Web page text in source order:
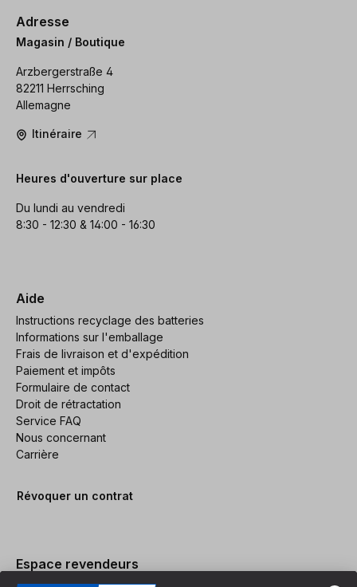
Adresse
Magasin / Boutique
Arzbergerstraße 4
82211 Herrsching
Allemagne
Itinéraire
Heures d'ouverture sur place
Du lundi au vendredi
8:30 - 12:30 & 14:00 - 16:30
Aide
Instructions recyclage des batteries
Informations sur l'emballage
Frais de livraison et d'expédition
Paiement et impôts
Formulaire de contact
Droit de rétractation
Service FAQ
Nous concernant
Carrière
Révoquer un contrat
Espace revendeurs